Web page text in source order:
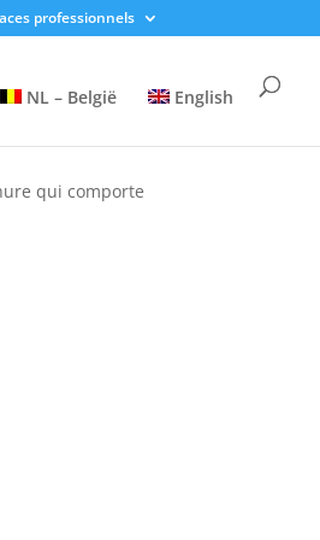
professionnels
NL – België English
qui comporte